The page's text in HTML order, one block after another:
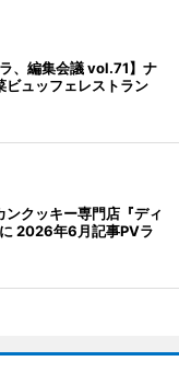
、編集会議 vol.71】ナ
ビュッフェレストラン
ンクッキー専門店『ディ
2026年6月記事PVラ